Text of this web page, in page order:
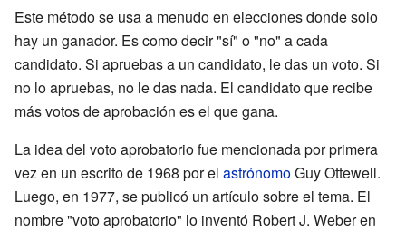
Este método se usa a menudo en elecciones donde solo
hay un ganador. Es como decir "sí" o "no" a cada
candidato. Si apruebas a un candidato, le das un voto. Si
no lo apruebas, no le das nada. El candidato que recibe
más votos de aprobación es el que gana.
La idea del voto aprobatorio fue mencionada por primera
vez en un escrito de 1968 por el astrónomoGuy Ottewell.
Luego, en 1977, se publicó un artículo sobre el tema. El
nombre "voto aprobatorio" lo inventó Robert J. Weber en